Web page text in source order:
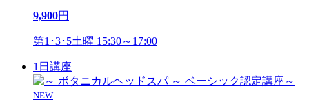
9,900円
第1･3･5土曜 15:30～17:00
1日講座
NEW